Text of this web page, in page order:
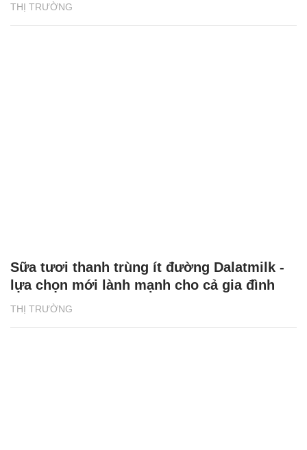
THỊ TRƯỜNG
THỊ TRƯỜNG
Sữa tươi thanh trùng ít đường Dalatmilk -
lựa chọn mới lành mạnh cho cả gia đình